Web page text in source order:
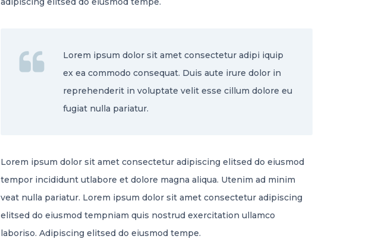
Lorem ipsum dolor sit amet consectetur adipi iquip
ex ea commodo consequat. Duis aute irure dolor in
reprehenderit in voluptate velit esse cillum dolore eu
fugiat nulla pariatur.
Lorem ipsum dolor sit amet consectetur adipiscing elitsed do eiusmod
tempor incididunt utlabore et dolore magna aliqua. Utenim ad minim
veat nulla pariatur. Lorem ipsum dolor sit amet consectetur adipiscing
elitsed do eiusmod tempniam quis nostrud exercitation ullamco
laboriso. Adipiscing elitsed do eiusmod tempe.